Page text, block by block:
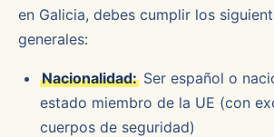
en Galicia, debes cumplir los
generales:
Nacionalidad: Ser español o
estado miembro de la UE (con
cuerpos de seguridad)